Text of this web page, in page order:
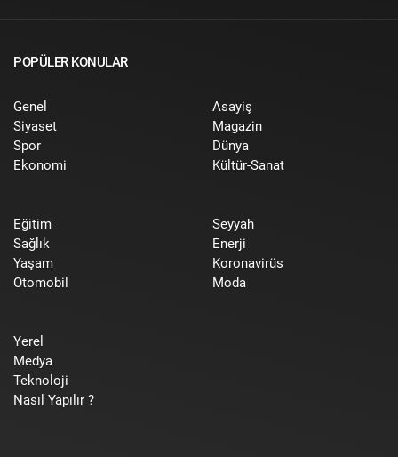
POPÜLER KONULAR
Genel
Siyaset
Spor
Ekonomi
Asayiş
Magazin
Dünya
Kültür-Sanat
Eğitim
Sağlık
Yaşam
Otomobil
Seyyah
Enerji
Koronavirüs
Moda
Yerel
Medya
Teknoloji
Nasıl Yapılır ?